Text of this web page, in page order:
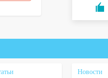
Новости